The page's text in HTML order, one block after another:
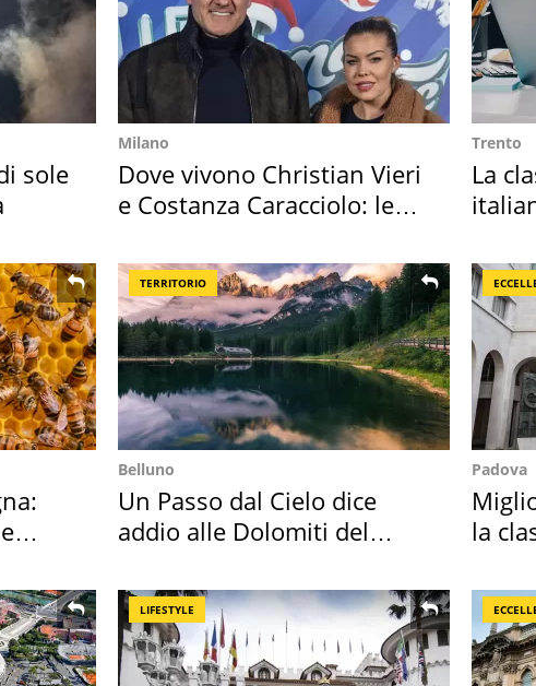
sole
Milano
Dove vivono Christian Vieri
e Costanza Caracciolo: le
Trento
La
TERRITORIO
Belluno
Un Passo dal Cielo dice
addio alle Dolomiti del
Padova
la
LIFESTYLE